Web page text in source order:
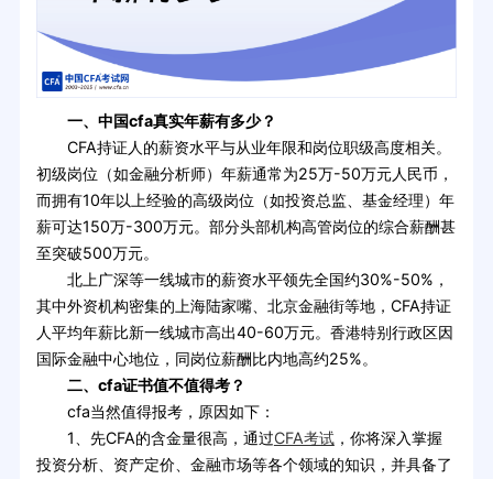
一、中国cfa真实年薪有多少？
CFA持证人的薪资水平与从业年限和岗位职级高度相关。
初级岗位（如金融分析师）年薪通常为25万-50万元人民币，
而拥有10年以上经验的高级岗位（如投资总监、基金经理）年
薪可达150万-300万元。部分头部机构高管岗位的综合薪酬甚
至突破500万元。
北上广深等一线城市的薪资水平领先全国约30%-50%，
其中外资机构密集的上海陆家嘴、北京金融街等地，CFA持证
人平均年薪比新一线城市高出40-60万元。香港特别行政区因
国际金融中心地位，同岗位薪酬比内地高约25%。
二、cfa证书值不值得考？
cfa当然值得报考，原因如下：
1、先CFA的含金量很高，通过CFA考试，你将深入掌握
投资分析、资产定价、金融市场等各个领域的知识，并具备了